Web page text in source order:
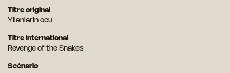
Titre original
Yilanlarin ocu
Titre international
Revenge of the Snakes
Scénario